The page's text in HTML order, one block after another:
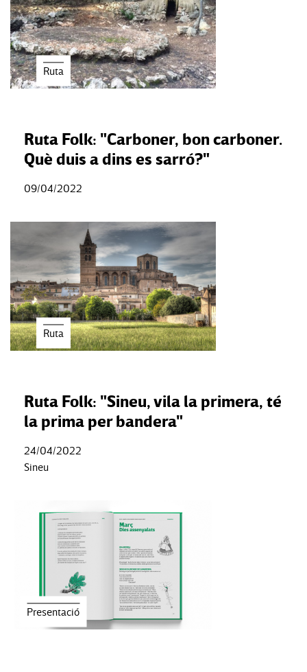
Ruta
Ruta Folk: "Carboner, bon carboner.
Què duis a dins es sarró?"
09/04/2022
Ruta
Ruta Folk: "Sineu, vila la primera, té
la prima per bandera"
24/04/2022
Sineu
Presentació